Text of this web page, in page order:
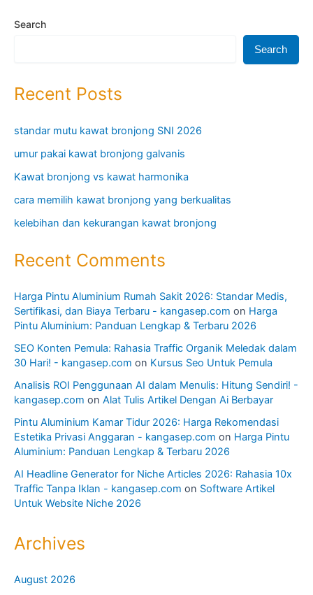
Search
Search
Recent Posts
standar mutu kawat bronjong SNI 2026
umur pakai kawat bronjong galvanis
Kawat bronjong vs kawat harmonika
cara memilih kawat bronjong yang berkualitas
kelebihan dan kekurangan kawat bronjong
Recent Comments
Harga Pintu Aluminium Rumah Sakit 2026: Standar Medis,
Sertifikasi, dan Biaya Terbaru - kangasep.com on Harga
Pintu Aluminium: Panduan Lengkap & Terbaru 2026
SEO Konten Pemula: Rahasia Traffic Organik Meledak dalam
30 Hari! - kangasep.com on Kursus Seo Untuk Pemula
Analisis ROI Penggunaan AI dalam Menulis: Hitung Sendiri! -
kangasep.com on Alat Tulis Artikel Dengan Ai Berbayar
Pintu Aluminium Kamar Tidur 2026: Harga Rekomendasi
Estetika Privasi Anggaran - kangasep.com on Harga Pintu
Aluminium: Panduan Lengkap & Terbaru 2026
AI Headline Generator for Niche Articles 2026: Rahasia 10x
Traffic Tanpa Iklan - kangasep.com on Software Artikel
Untuk Website Niche 2026
Archives
August 2026